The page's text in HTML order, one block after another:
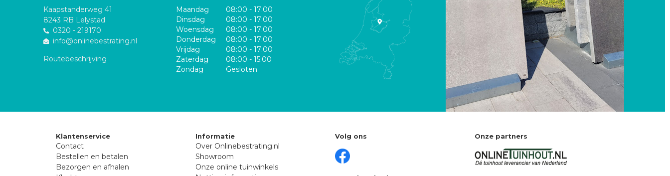
Kaapstanderweg 41
8243 RB Lelystad
0320 - 219170
info@onlinebestrating.nl
Routebeschrijving
Maandag
08:00 - 17:00
Dinsdag
08:00 - 17:00
Woensdag
08:00 - 17:00
Donderdag
08:00 - 17:00
Vrijdag
08:00 - 17:00
Zaterdag
08:00 - 15:00
Zondag
Gesloten
Klantenservice
Contact
Bestellen en betalen
Bezorgen en afhalen
Informatie
Over Onlinebestrating.nl
Showroom
Onze online tuinwinkels
Volg ons Onze partners